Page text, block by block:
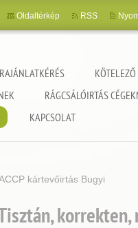
RÁGCSÁLÓIRTÁS
KAPCSOLAT
Oldaltérkép RSS
kártevőirtás Bugyi
korrekten,